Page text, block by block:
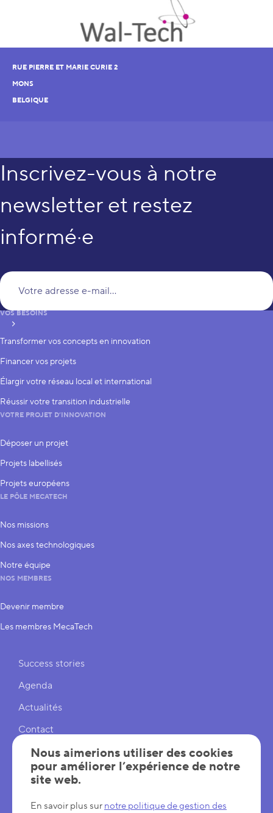
RUE PIERRE ET MARIE CURIE 2
MONS
BELGIQUE
Inscrivez-vous à notre
newsletter et restez
informé·e
S’inscrire
VOS BESOINS
Transformer vos concepts en innovation
Financer vos projets
Élargir votre réseau local et international
Réussir votre transition industrielle
VOTRE PROJET D’INNOVATION
Déposer un projet
Projets labellisés
Projets européens
LE PÔLE MECATECH
Nos missions
Nos axes technologiques
Notre équipe
NOS MEMBRES
Devenir membre
Les membres MecaTech
Liens rapides
Success stories
Agenda
Actualités
Contact
Cookies
Réglages cookies
Nous aimerions utiliser des cookies
pour améliorer l’expérience de notre
site web.
En savoir plus sur notre politique de gestion des